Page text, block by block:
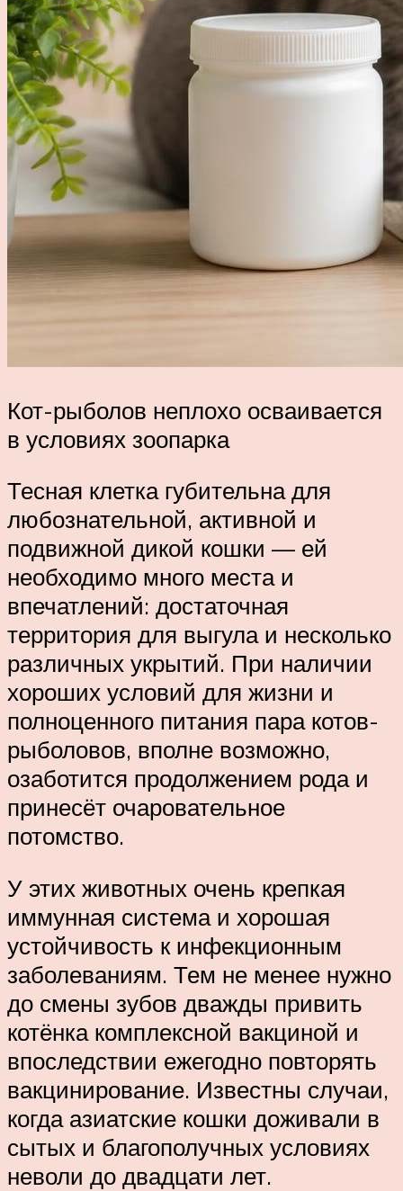
Кот-рыболов неплохо осваивается
в условиях зоопарка
Тесная клетка губительна для
любознательной, активной и
подвижной дикой кошки — ей
необходимо много места и
впечатлений: достаточная
территория для выгула и несколько
различных укрытий. При наличии
хороших условий для жизни и
полноценного питания пара котов-
рыболовов, вполне возможно,
озаботится продолжением рода и
принесёт очаровательное
потомство.
У этих животных очень крепкая
иммунная система и хорошая
устойчивость к инфекционным
заболеваниям. Тем не менее нужно
до смены зубов дважды привить
котёнка комплексной вакциной и
впоследствии ежегодно повторять
вакцинирование. Известны случаи,
когда азиатские кошки доживали в
сытых и благополучных условиях
неволи до двадцати лет.